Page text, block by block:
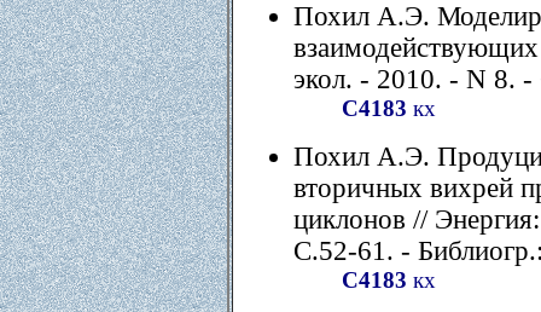
Похил А.Э.
экол. - 2010. - N 8.
С4183 кх
Похил А.Э.
вторичных вихрей
циклонов //
С.52-61. -
С4183 кх